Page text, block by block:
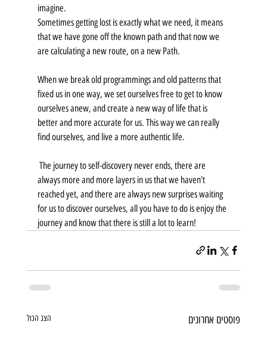
imagine.
Sometimes getting lost is exactly what we need, it means
that we have gone off the known path and that now we
are calculating a new route, on a new Path.
When we break old programmings and old patterns that
fixed us in one way, we set ourselves free to get to know
ourselves anew, and create a new way of life that is
better and more accurate for us. This way we can really
find ourselves, and live a more authentic life.
always more and more layers in us that we haven't
reached yet, and there are always new surprises waiting
for us to discover ourselves, all you have to do is enjoy the
journey and know that there is still a lot to learn!
פוסטים אחרונים הצג הכול